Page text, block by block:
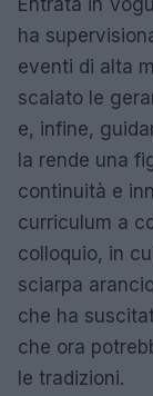
ha
eventi di alta
scalato le
e, infine,
la rende una
continuità e
curriculum a
colloquio, in
sciarpa
che ha
che ora
le tradizioni.